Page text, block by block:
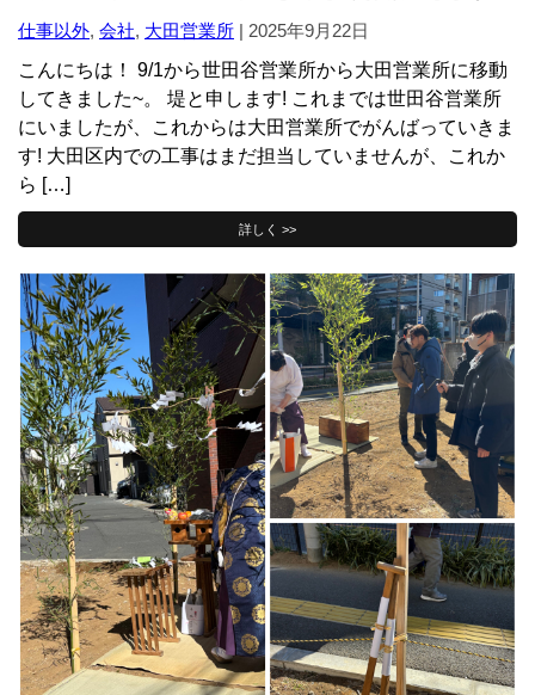
仕事以外, 会社, 大田営業所 | 2025年9月22日
こんにちは！ 9/1から世田谷営業所から大田営業所に移動
してきました~。 堤と申します! これまでは世田谷営業所
にいましたが、これからは大田営業所でがんばっていきま
す! 大田区内での工事はまだ担当していませんが、これか
ら […]
詳しく >>